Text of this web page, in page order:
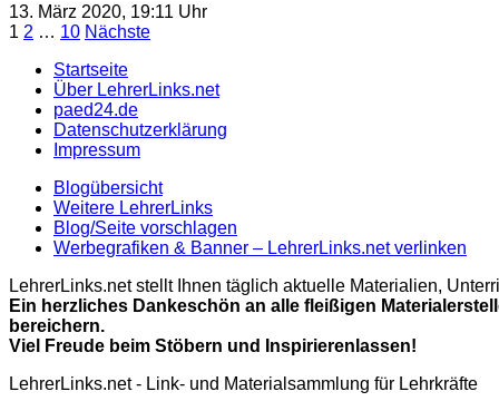
13. März 2020, 19:11 Uhr
Seitennummerierung
der
Beiträge
1 2 … 10 Nächste
Startseite
Über LehrerLinks.net
paed24.de
Datenschutzerklärung
Impressum
Blogübersicht
Weitere LehrerLinks
Blog/Seite vorschlagen
Werbegrafiken & Banner – LehrerLinks.net verlinken
LehrerLinks.net stellt Ihnen täglich aktuelle Materialien,
Ein herzliches Dankeschön an alle fleißigen
bereichern.
Viel Freude beim Stöbern und Inspirierenlassen!
LehrerLinks.net - Link- und Materialsammlung für Lehrkräfte